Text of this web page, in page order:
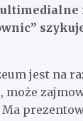
jest na
może